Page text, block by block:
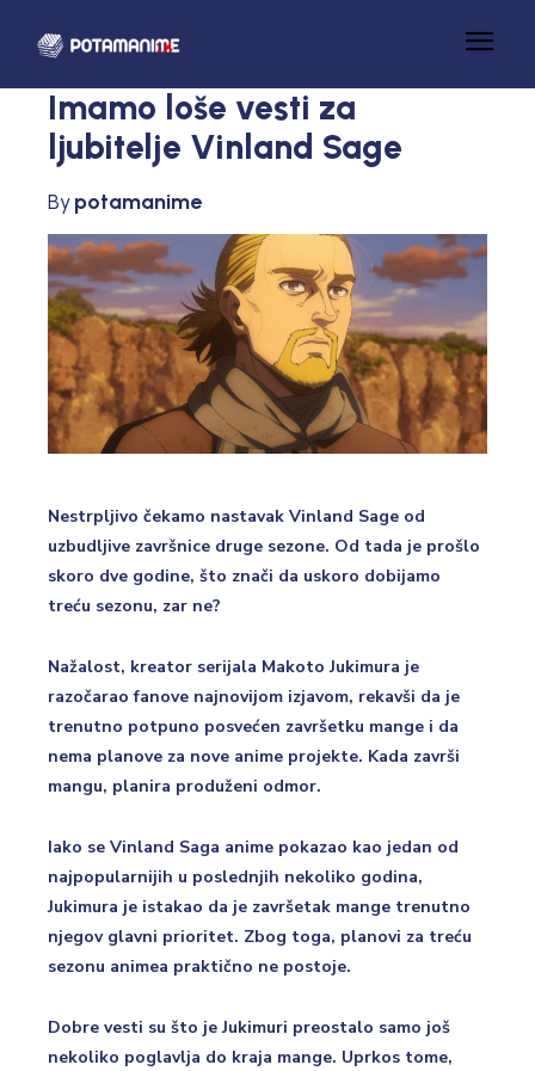
Imamo loše vesti za
ljubitelje Vinland Sage
Bypotamanime
Nestrpljivo čekamo nastavak Vinland Sage od
uzbudljive završnice druge sezone. Od tada je prošlo
skoro dve godine, što znači da uskoro dobijamo
treću sezonu, zar ne?
Nažalost, kreator serijala Makoto Jukimura je
razočarao fanove najnovijom izjavom, rekavši da je
trenutno potpuno posvećen završetku mange i da
nema planove za nove anime projekte. Kada završi
mangu, planira produženi odmor.
Iako se Vinland Saga anime pokazao kao jedan od
najpopularnijih u poslednjih nekoliko godina,
Jukimura je istakao da je završetak mange trenutno
njegov glavni prioritet. Zbog toga, planovi za treću
sezonu animea praktično ne postoje.
Dobre vesti su što je Jukimuri preostalo samo još
nekoliko poglavlja do kraja mange. Uprkos tome,